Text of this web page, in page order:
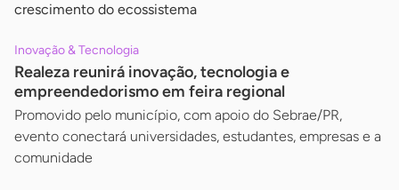
crescimento do ecossistema
Inovação & Tecnologia
Realeza reunirá inovação, tecnologia e
empreendedorismo em feira regional
Promovido pelo município, com apoio do Sebrae/PR,
evento conectará universidades, estudantes, empresas e a
comunidade